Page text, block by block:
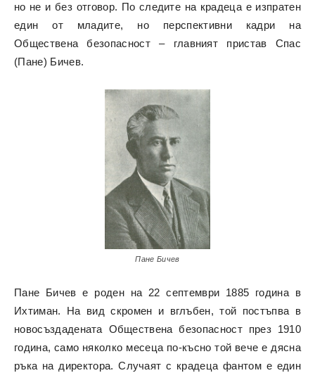
но не и без отговор. По следите на крадеца е изпратен
един от младите, но перспективни кадри на
Обществена безопасност – главният пристав Спас
(Пане) Бичев.
Пане Бичев
Пане Бичев е роден на 22 септември 1885 година в
Ихтиман. На вид скромен и вглъбен, той постъпва в
новосъздадената Обществена безопасност през 1910
година, само няколко месеца по-късно той вече е дясна
ръка на директора. Случаят с крадеца фантом е един